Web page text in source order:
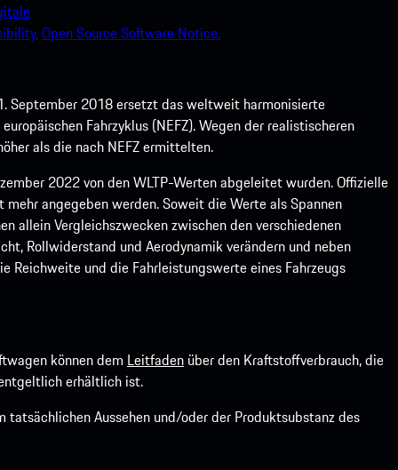
Open Source Software Notice.
September 2018 ersetzt das weltweit harmonisierte
Fahrzyklus (NEFZ). Wegen der realistischeren
als die nach NEFZ ermittelten.
2022 von den WLTP-Werten abgeleitet wurden. Offizielle
angegeben werden. Soweit die Werte als Spannen
allein Vergleichszwecken zwischen den verschiedenen
Rollwiderstand und Aerodynamik verändern und neben
Reichweite und die Fahrleistungswerte eines Fahrzeugs
können dem Leitfaden über den Kraftstoffverbrauch, die
erhältlich ist.
Aussehen und/oder der Produktsubstanz des